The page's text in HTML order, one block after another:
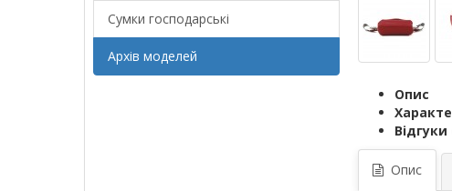
Сумки господарські
Архів моделей
Опис
Відгуки
Опис